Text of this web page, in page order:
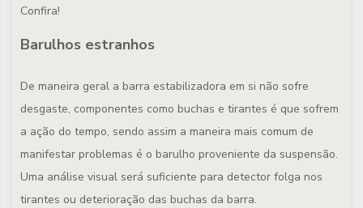
Confira!
Barulhos estranhos
De maneira geral a barra estabilizadora em si não sofre
desgaste, componentes como buchas e tirantes é que sofrem
a ação do tempo, sendo assim a maneira mais comum de
manifestar problemas é o barulho proveniente da suspensão.
Uma análise visual será suficiente para detector folga nos
tirantes ou deterioração das buchas da barra.